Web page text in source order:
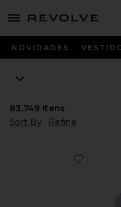
menu - shows more content
NOVIDADES
83,749 Itens
Sort By
Refine
Favorite